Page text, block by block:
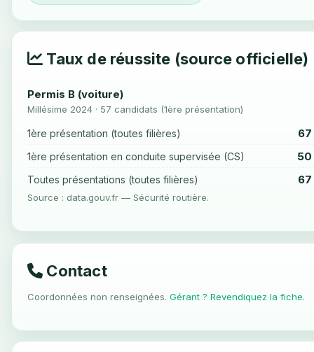
Taux de réussite (source officielle)
Permis B (voiture)
Millésime 2024 · 57 candidats (1ère présentation)
1ère présentation (toutes filières) 67
1ère présentation en conduite supervisée (CS) 50
Toutes présentations (toutes filières) 67
Source : data.gouv.fr — Sécurité routière.
Contact
Coordonnées non renseignées. Gérant ? Revendiquez la fiche.